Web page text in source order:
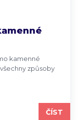
kamenné
způsoby
ČÍST